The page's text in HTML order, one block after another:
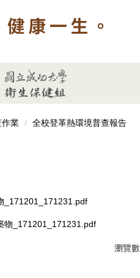
作業
全校登革熱環境普查報告
_171201_171231.pdf
物_171201_171231.pdf
瀏覽